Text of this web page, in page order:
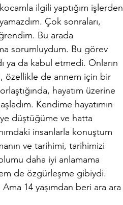
ilgili yaptığım işlerden
Çok sonraları,
Bu arada
sorumluydum. Bu görev
ya da kabul etmedi. Onların
özellikle de annem için bir
hayatım üzerine
Kendime hayatımın
düştüğüme ve hatta
insanlarla konuştum
ve tarihimi, tarihimizi
daha iyi anlamama
de özgürleşme gibiydi.
Ama 14 yaşımdan beri ara ara